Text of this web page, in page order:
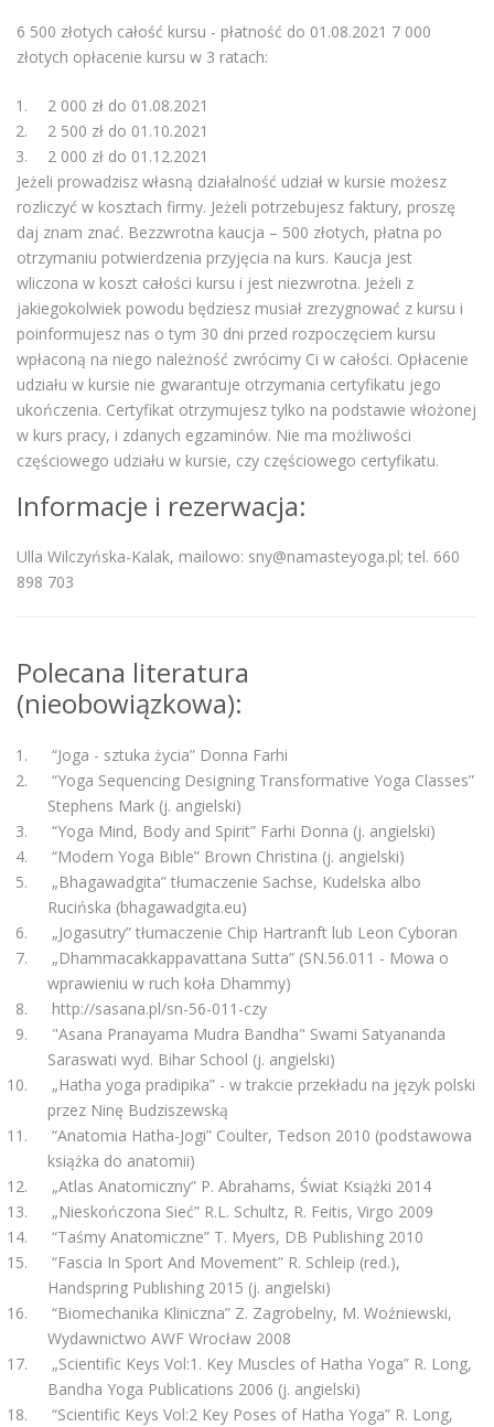
6 500 złotych całość kursu - płatność do 01.08.2021 7 000
złotych opłacenie kursu w 3 ratach:
2 000 zł do 01.08.2021
2 500 zł do 01.10.2021
2 000 zł do 01.12.2021
Jeżeli prowadzisz własną działalność udział w kursie możesz
rozliczyć w kosztach firmy. Jeżeli potrzebujesz faktury, proszę
daj znam znać. Bezzwrotna kaucja – 500 złotych, płatna po
otrzymaniu potwierdzenia przyjęcia na kurs. Kaucja jest
wliczona w koszt całości kursu i jest niezwrotna. Jeżeli z
jakiegokolwiek powodu będziesz musiał zrezygnować z kursu i
poinformujesz nas o tym 30 dni przed rozpoczęciem kursu
wpłaconą na niego należność zwrócimy Ci w całości. Opłacenie
udziału w kursie nie gwarantuje otrzymania certyfikatu jego
ukończenia. Certyfikat otrzymujesz tylko na podstawie włożonej
w kurs pracy, i zdanych egzaminów. Nie ma możliwości
częściowego udziału w kursie, czy częściowego certyfikatu.
Informacje i rezerwacja:
Ulla Wilczyńska-Kalak, mailowo: sny@namasteyoga.pl; tel. 660
898 703
Polecana literatura
(nieobowiązkowa):
“Joga - sztuka życia” Donna Farhi
“Yoga Sequencing Designing Transformative Yoga Classes”
Stephens Mark (j. angielski)
“Yoga Mind, Body and Spirit” Farhi Donna (j. angielski)
“Modern Yoga Bible” Brown Christina (j. angielski)
„Bhagawadgita” tłumaczenie Sachse, Kudelska albo
Rucińska (bhagawadgita.eu)
„Jogasutry” tłumaczenie Chip Hartranft lub Leon Cyboran
„Dhammacakkappavattana Sutta” (SN.56.011 - Mowa o
wprawieniu w ruch koła Dhammy)
http://sasana.pl/sn-56-011-czy
"Asana Pranayama Mudra Bandha" Swami Satyananda
Saraswati wyd. Bihar School (j. angielski)
„Hatha yoga pradipika” - w trakcie przekładu na język polski
przez Ninę Budziszewską
“Anatomia Hatha-Jogi” Coulter, Tedson 2010 (podstawowa
książka do anatomii)
„Atlas Anatomiczny” P. Abrahams, Świat Książki 2014
„Nieskończona Sieć” R.L. Schultz, R. Feitis, Virgo 2009
“Taśmy Anatomiczne” T. Myers, DB Publishing 2010
“Fascia In Sport And Movement” R. Schleip (red.),
Handspring Publishing 2015 (j. angielski)
“Biomechanika Kliniczna” Z. Zagrobelny, M. Woźniewski,
Wydawnictwo AWF Wrocław 2008
„Scientific Keys Vol:1. Key Muscles of Hatha Yoga” R. Long,
Bandha Yoga Publications 2006 (j. angielski)
“Scientific Keys Vol:2 Key Poses of Hatha Yoga” R. Long,